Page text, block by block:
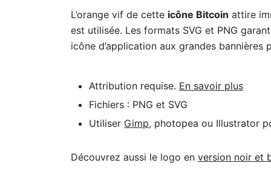
L’orange vif de cette icône Bitcoin attire
est utilisée. Les formats SVG et PNG
icône d’application aux grandes
Attribution requise. En savoir plus
Fichiers : PNG et SVG
Utiliser Gimp, photopea ou Illustrator
Découvrez aussi le logo en version noir et